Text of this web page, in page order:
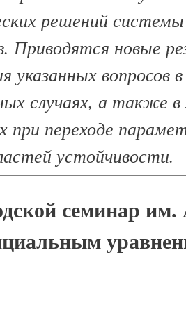
решений
Приводятся новые
указанных вопросов
случаях, а также в
при переходе
устойчивости.
семинар